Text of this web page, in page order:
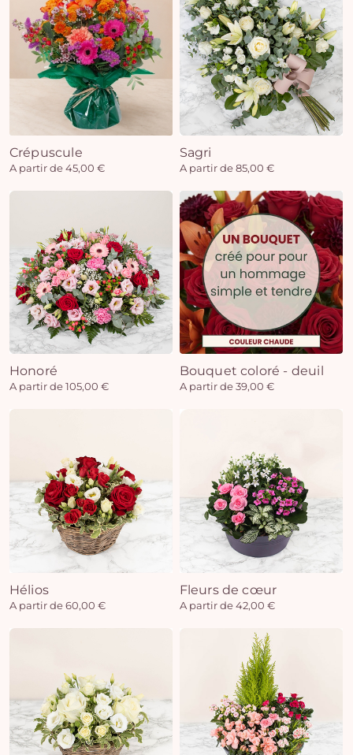
Crépuscule
A partir de 45,00 €
Sagri
A partir de 85,00 €
Honoré
A partir de 105,00 €
Bouquet coloré - deuil
A partir de 39,00 €
Hélios
A partir de 60,00 €
Fleurs de cœur
A partir de 42,00 €